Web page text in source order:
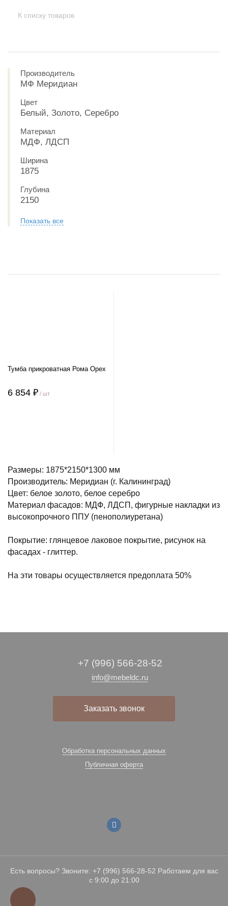
К списку товаров
Производитель
МФ Меридиан
Цвет
Белый, Золото, Серебро
Материал
МДФ, ЛДСП
Ширина
1875
Глубина
2150
Показать все
Тумба прикроватная Рома Орех
6 854 ₽ / шт
Размеры: 1875*2150*1300 мм
Производитель: Меридиан (г. Калининград)
Цвет: белое золото, белое серебро
Материал фасадов: МДФ, ЛДСП, фигурные накладки из
высокопрочного ППУ (пенополиуретана)
Покрытие: глянцевое лаковое покрытие, рисунок на
фасадах - глиттер.
На эти товары осуществляется предоплата 50%
+7 (996) 566-28-52
info@mebeldc.ru
Заказать звонок
Обработка персональных данных
Публичная оферта
Есть вопросы? Звоните: +7 (996) 566-28-52 Работаем для вас
с 9:00 до 21:00